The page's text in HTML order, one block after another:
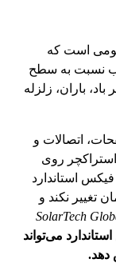
است که
نسبت به سطح
باران، زلزله
اتصالات و
روی
استاندارد
تغییر نکند و
SolarTech
می‌تواند